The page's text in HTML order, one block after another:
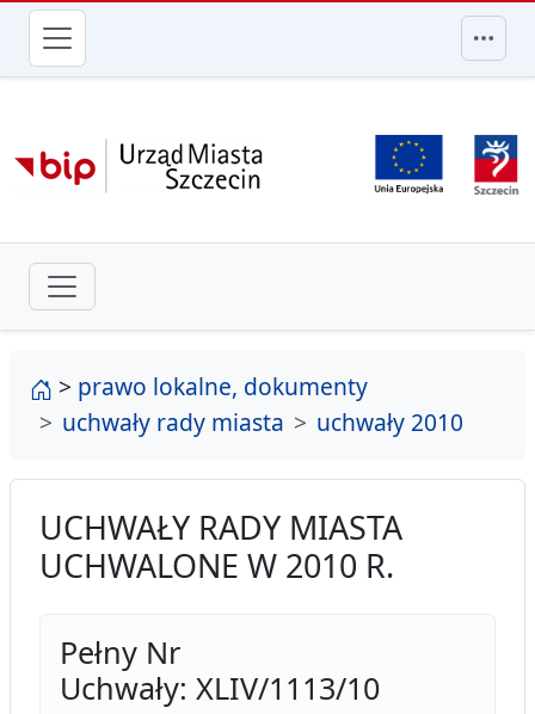
przejdź do głównego menu
strona główna
> prawo lokalne, dokumenty
uchwały rady miasta
uchwały 2010
UCHWAŁY RADY MIASTA
UCHWALONE W 2010 R.
Pełny Nr
Uchwały: XLIV/1113/10